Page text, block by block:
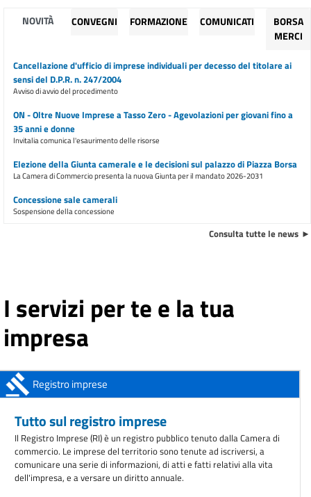
NOVITÀ CONVEGNI FORMAZIONE COMUNICATI
BORSA
MERCI
Cancellazione d'ufficio di imprese individuali per decesso del titolare ai
sensi del D.P.R. n. 247/2004
Avviso di avvio del procedimento
ON - Oltre Nuove Imprese a Tasso Zero - Agevolazioni per giovani fino a
35 anni e donne
Invitalia comunica l'esaurimento delle risorse
Elezione della Giunta camerale e le decisioni sul palazzo di Piazza Borsa
La Camera di Commercio presenta la nuova Giunta per il mandato 2026-2031
Concessione sale camerali
Sospensione della concessione
Ulteriore trasferimento di sportelli dalla sede di piazza Borsa dal 9
marzo 2026
Avviso all'utenza
AVVISO ALL'UTENZA: Chiusura sportelli della sede di Conegliano
ANAC: obbligo di registrazione degli operatori economici
ottobre 2025
Consulta tutte le news
I servizi per te e la tua
impresa
Registro imprese
Tutto sul registro imprese
Il Registro Imprese (RI) è un registro pubblico tenuto dalla Camera di
commercio. Le imprese del territorio sono tenute ad iscriversi, a
comunicare una serie di informazioni, di atti e fatti relativi alla vita
dell'impresa, e a versare un diritto annuale.